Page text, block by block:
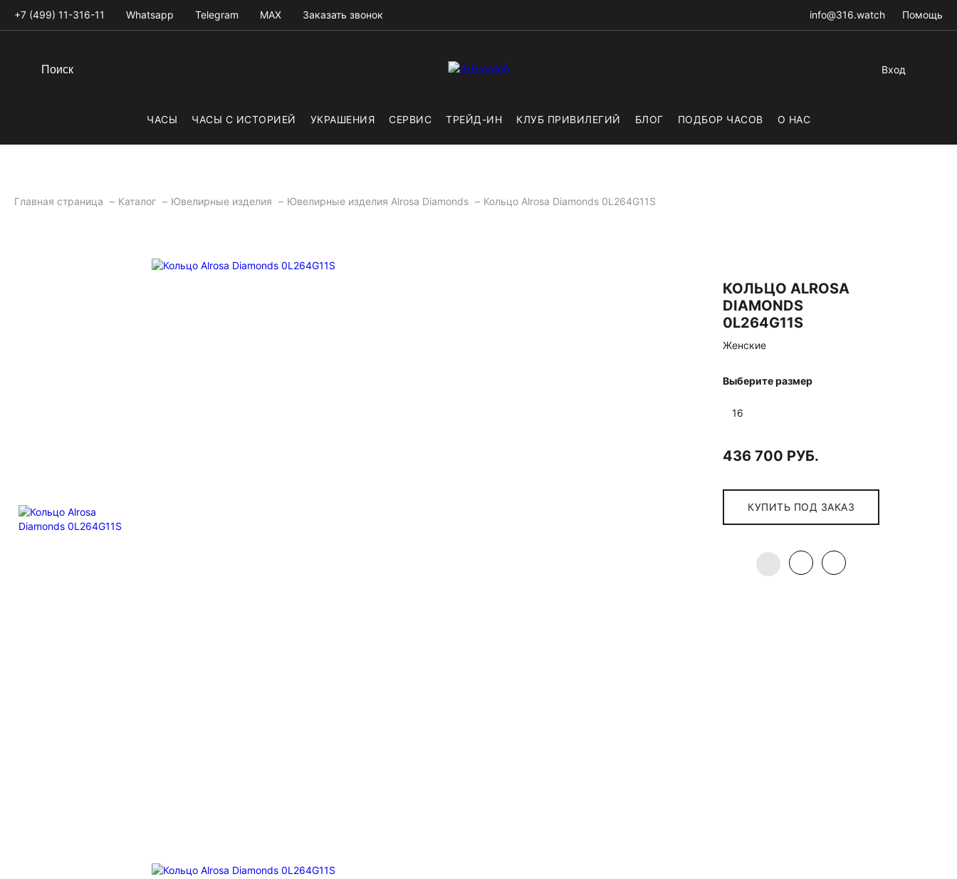
+7 (499) 11-316-11 Whatsapp Telegram MAX Заказать звонок info@316.watch Помощь
Вход
ЧАСЫ ЧАСЫ С ИСТОРИЕЙ УКРАШЕНИЯ СЕРВИС ТРЕЙД-ИН КЛУБ ПРИВИЛЕГИЙ БЛОГ ПОДБОР ЧАСОВ О НАС
Главная страница Каталог Ювелирные изделия Ювелирные изделия Alrosa Diamonds Кольцо Alrosa Diamonds 0L264G11S
КОЛЬЦО ALROSA
DIAMONDS
0L264G11S
Женские
Выберите размер
16
436 700 РУБ.
КУПИТЬ ПОД ЗАКАЗ